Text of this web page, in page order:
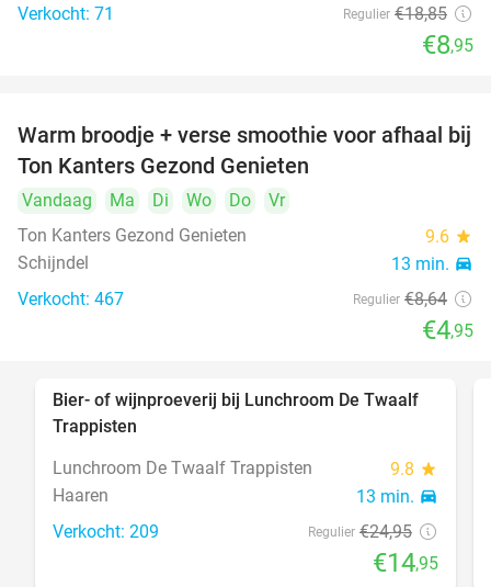
Verkocht: 71 Regulier €18,85
€8,95
43%
Warm broodje + verse smoothie voor afhaal bij
Ton Kanters Gezond Genieten
Vandaag Ma Di Wo Do
Vr
Ton Kanters Gezond Genieten
9.6 star
Schijndel 13 min. directions_car
Verkocht: 467 Regulier €8,64
€4,95
40%
Bier- of wijnproeverij bij Lunchroom De Twaalf
Trappisten
Lunchroom De Twaalf Trappisten
9.8 star
Haaren 13 min. directions_car
Verkocht: 209 Regulier €24,95
€14,95